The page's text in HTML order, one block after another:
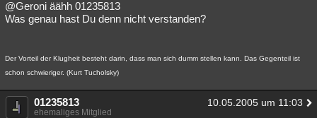
@Geroni äähh 01235813
Was genau hast Du denn nicht verstanden?
Der Vorteil der Klugheit besteht darin, dass man sich dumm stellen kann. Das Gegenteil ist
schon schwieriger. (Kurt Tucholsky)
01235813 10.05.2005 um 11:03
ehemaliges Mitglied